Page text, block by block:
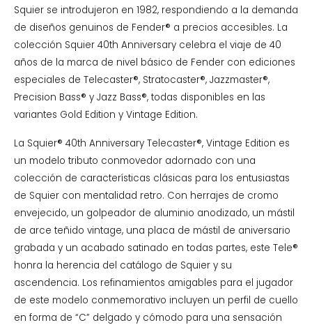
Squier se introdujeron en 1982, respondiendo a la demanda
de diseños genuinos de Fender® a precios accesibles. La
colección Squier 40th Anniversary celebra el viaje de 40
años de la marca de nivel básico de Fender con ediciones
especiales de Telecaster®, Stratocaster®, Jazzmaster®,
Precision Bass® y Jazz Bass®, todas disponibles en las
variantes Gold Edition y Vintage Edition.
La Squier® 40th Anniversary Telecaster®, Vintage Edition es
un modelo tributo conmovedor adornado con una
colección de características clásicas para los entusiastas
de Squier con mentalidad retro. Con herrajes de cromo
envejecido, un golpeador de aluminio anodizado, un mástil
de arce teñido vintage, una placa de mástil de aniversario
grabada y un acabado satinado en todas partes, este Tele®
honra la herencia del catálogo de Squier y su
ascendencia. Los refinamientos amigables para el jugador
de este modelo conmemorativo incluyen un perfil de cuello
en forma de “C” delgado y cómodo para una sensación